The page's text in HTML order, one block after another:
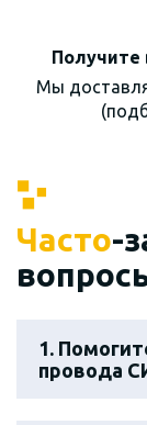
Получите
Мы
Часто-
1.
провода